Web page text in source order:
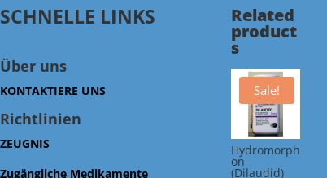
SCHNELLE LINKS
Über uns
KONTAKTIERE UNS
Richtlinien
ZEUGNIS
Zugängliche Medikamente
Related
product
s
Sale!
Hydromorph
on
(Dilaudid)